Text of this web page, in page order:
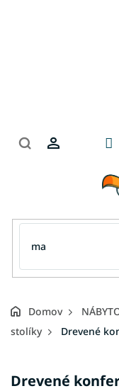
Domov
stolíky
Drevené
Drevené